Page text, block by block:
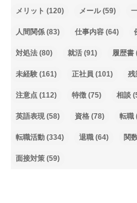
メリット (120) メール(59)
人間関係(83) 仕事内容(64)
対処法(80) 就活(91) 履歴書
未経験(161) 正社員 (101) 残
注意点(112) 特徴(75) 相談
英語表現(58) 資格(78) 転職
転職活動(334) 退職(64) 関
面接対策(59)